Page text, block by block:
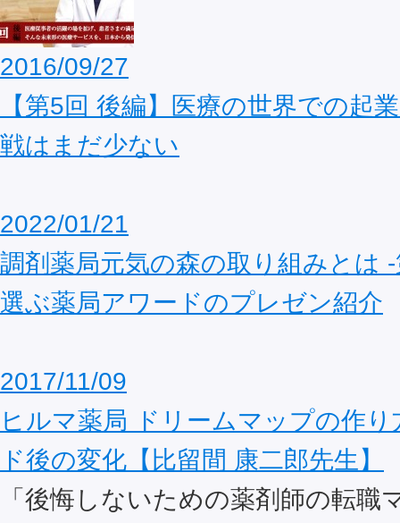
2016/09/27
【第5回 後編】医療の世界での起
戦はまだ少ない
2022/01/21
調剤薬局元気の森の取り組みとは
選ぶ薬局アワードのプレゼン紹介
2017/11/09
ヒルマ薬局 ドリームマップの作
ド後の変化【比留間 康二郎先生】
「後悔しないための薬剤師の転職